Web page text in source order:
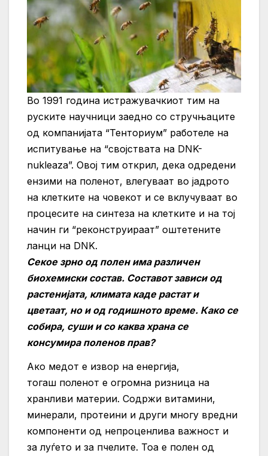
Во 1991 година истражувачкиот тим на
руските научници заедно со стручњаците
од компанијата “Тенториум” работеле на
испитување на “својствата на DNK-
nukleaza”. Овој тим открил, дека одредени
ензими на поленот, влегуваат во јадрото
на клетките на човекот и се вклучуваат во
процесите на синтеза на клетките и на тој
начин ги “реконструираат” оштетените
ланци на DNK.
Секое зрно од полен има различен
биохемиски состав. Составот зависи од
растенијата, климата каде растат и
цветаат, но и од годишното време. Како се
собира, суши и со каква храна се
консумира поленов прав?
Ако медот е извор на енергија,
тогаш поленот е огромна ризница на
хранливи материи. Содржи витамини,
минерали, протеини и други многу вредни
компоненти од непроценлива важност и
за луѓето и за пчелите. Тоа е полен од